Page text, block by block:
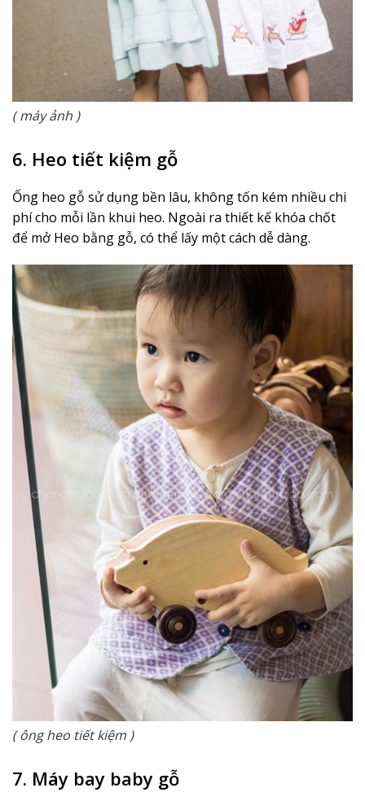
( máy ảnh )
6. Heo tiết kiệm gỗ
Ống heo gỗ sử dụng bền lâu, không tốn kém nhiều chi
phí cho mỗi lần khui heo. Ngoài ra thiết kế khóa chốt
để mở Heo bằng gỗ, có thể lấy một cách dễ dàng.
( ông heo tiết kiệm )
7. Máy bay baby gỗ